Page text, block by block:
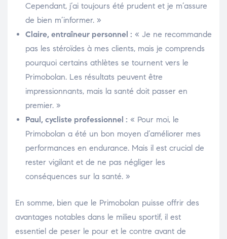
Cependant, j’ai toujours été prudent et je m’assure
de bien m’informer. »
Claire, entraîneur personnel : « Je ne recommande
pas les stéroïdes à mes clients, mais je comprends
pourquoi certains athlètes se tournent vers le
Primobolan. Les résultats peuvent être
impressionnants, mais la santé doit passer en
premier. »
Paul, cycliste professionnel : « Pour moi, le
Primobolan a été un bon moyen d’améliorer mes
performances en endurance. Mais il est crucial de
rester vigilant et de ne pas négliger les
conséquences sur la santé. »
En somme, bien que le Primobolan puisse offrir des
avantages notables dans le milieu sportif, il est
essentiel de peser le pour et le contre avant de